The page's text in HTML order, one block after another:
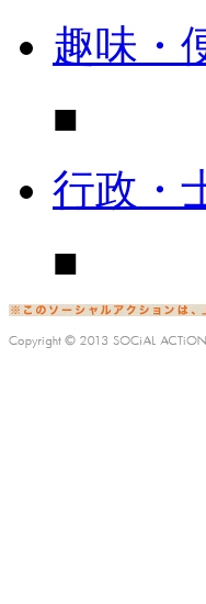
趣味・
■
行政・
■